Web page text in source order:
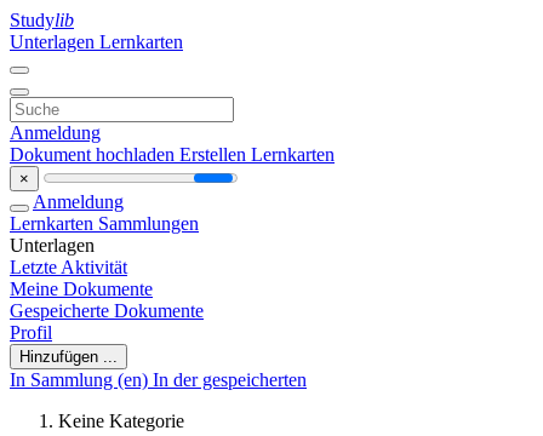
Studylib
Unterlagen Lernkarten
Anmeldung
Dokument hochladen Erstellen Lernkarten
×
Anmeldung
Lernkarten Sammlungen
Unterlagen
Letzte Aktivität
Meine Dokumente
Gespeicherte Dokumente
Profil
Hinzufügen ...
In Sammlung (en) In der gespeicherten
Keine Kategorie